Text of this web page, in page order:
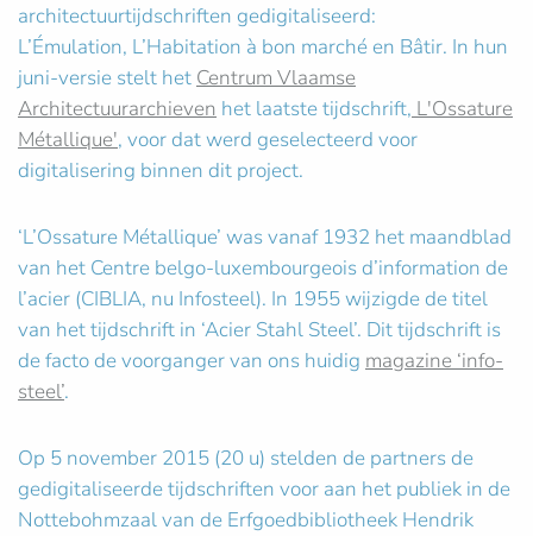
architectuurtijdschriften gedigitaliseerd:
L’Émulation, L’Habitation à bon marché en Bâtir. In hun
juni-versie stelt het Centrum Vlaamse
Architectuurarchieven het laatste tijdschrift, L'Ossature
Métallique', voor dat werd geselecteerd voor
digitalisering binnen dit project.
‘L’Ossature Métallique’ was vanaf 1932 het maandblad
van het Centre belgo-luxembourgeois d’information de
l’acier (CIBLIA, nu Infosteel). In 1955 wijzigde de titel
van het tijdschrift in ‘Acier Stahl Steel’. Dit tijdschrift is
de facto de voorganger van ons huidig magazine ‘info-
steel’.
Op 5 november 2015 (20 u) stelden de partners de
gedigitaliseerde tijdschriften voor aan het publiek in de
Nottebohmzaal van de Erfgoedbibliotheek Hendrik